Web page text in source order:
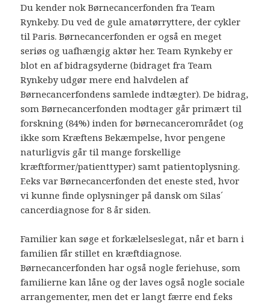
Du kender nok Børnecancerfonden fra Team
Rynkeby. Du ved de gule amatørryttere, der cykler
til Paris. Børnecancerfonden er også en meget
seriøs og uafhængig aktør her. Team Rynkeby er
blot en af bidragsyderne (bidraget fra Team
Rynkeby udgør mere end halvdelen af
Børnecancerfondens samlede indtægter). De bidrag,
som Børnecancerfonden modtager går primært til
forskning (84%) inden for børnecancerområdet (og
ikke som Kræftens Bekæmpelse, hvor pengene
naturligvis går til mange forskellige
kræftformer/patienttyper) samt patientoplysning.
F.eks var Børnecancerfonden det eneste sted, hvor
vi kunne finde oplysninger på dansk om Silas´
cancerdiagnose for 8 år siden.
Familier kan søge et forkælelseslegat, når et barn i
familien får stillet en kræftdiagnose.
Børnecancerfonden har også nogle feriehuse, som
familierne kan låne og der laves også nogle sociale
arrangementer, men det er langt færre end f.eks